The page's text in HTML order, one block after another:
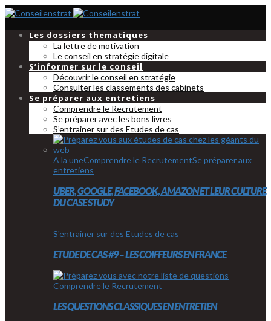
Les dossiers thematiques
La lettre de motivation
Le conseil en stratégie digitale
S’informer sur le conseil
Découvrir le conseil en stratégie
Consulter les classements des cabinets
Se préparer aux entretiens
Comprendre le Recrutement
Se préparer avec les bons livres
S’entrainer sur des Etudes de cas
A la uneComprendre le RecrutementSe préparer aux
entretiens
UBER, GOOGLE, FACEBOOK, AMAZON ET LEUR CULTURE
DU CASE STUDY
S'entrainer sur des Etudes de cas
ETUDE DE CAS #9 – LES COIFFEURS EN FRANCE
Comprendre le Recrutement
LES QUESTIONS CLASSIQUES EN ENTRETIEN